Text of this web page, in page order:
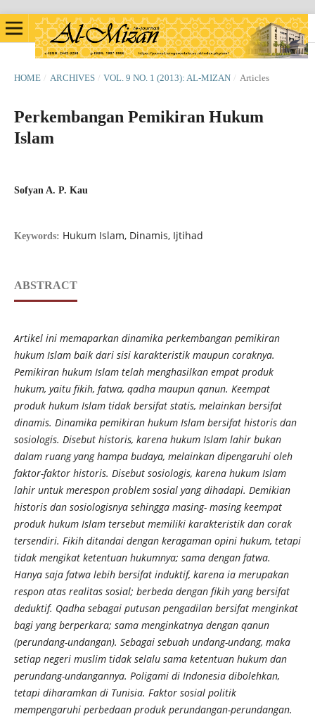
HOME / ARCHIVES / VOL. 9 NO. 1 (2013): AL-MIZAN / Articles
Perkembangan Pemikiran Hukum
Islam
Sofyan A. P. Kau
Keywords: Hukum Islam, Dinamis, Ijtihad
ABSTRACT
Artikel ini memaparkan dinamika perkembangan pemikiran
hukum Islam baik dari sisi karakteristik maupun coraknya.
Pemikiran hukum Islam telah menghasilkan empat produk
hukum, yaitu fikih, fatwa, qadha maupun qanun. Keempat
produk hukum Islam tidak bersifat statis, melainkan bersifat
dinamis. Dinamika pemikiran hukum Islam bersifat historis dan
sosiologis. Disebut historis, karena hukum Islam lahir bukan
dalam ruang yang hampa budaya, melainkan dipengaruhi oleh
faktor-faktor historis. Disebut sosiologis, karena hukum Islam
lahir untuk merespon problem sosial yang dihadapi. Demikian
historis dan sosiologisnya sehingga masing- masing keempat
produk hukum Islam tersebut memiliki karakteristik dan corak
tersendiri. Fikih ditandai dengan keragaman opini hukum, tetapi
tidak mengikat ketentuan hukumnya; sama dengan fatwa.
Hanya saja fatwa lebih bersifat induktif, karena ia merupakan
respon atas realitas sosial; berbeda dengan fikih yang bersifat
deduktif. Qadha sebagai putusan pengadilan bersifat menginkat
bagi yang berperkara; sama menginkatnya dengan qanun
(perundang-undangan). Sebagai sebuah undang-undang, maka
setiap negeri muslim tidak selalu sama ketentuan hukum dan
perundang-undangannya. Poligami di Indonesia dibolehkan,
tetapi diharamkan di Tunisia. Faktor sosial politik
mempengaruhi perbedaan produk perundangan-perundangan.